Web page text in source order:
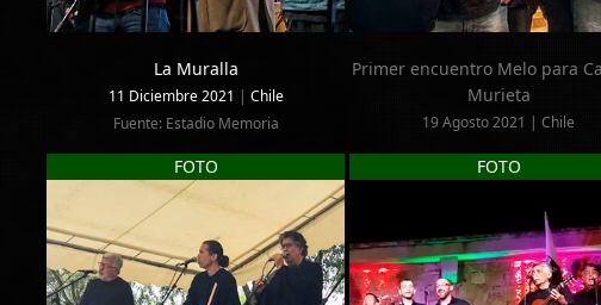
La Muralla
11 Diciembre 2021 | Chile
Fuente: Estadio Memoria
Primer encuentro Melo para
Murieta
19 Agosto 2021 | Chile
FOTO FOTO